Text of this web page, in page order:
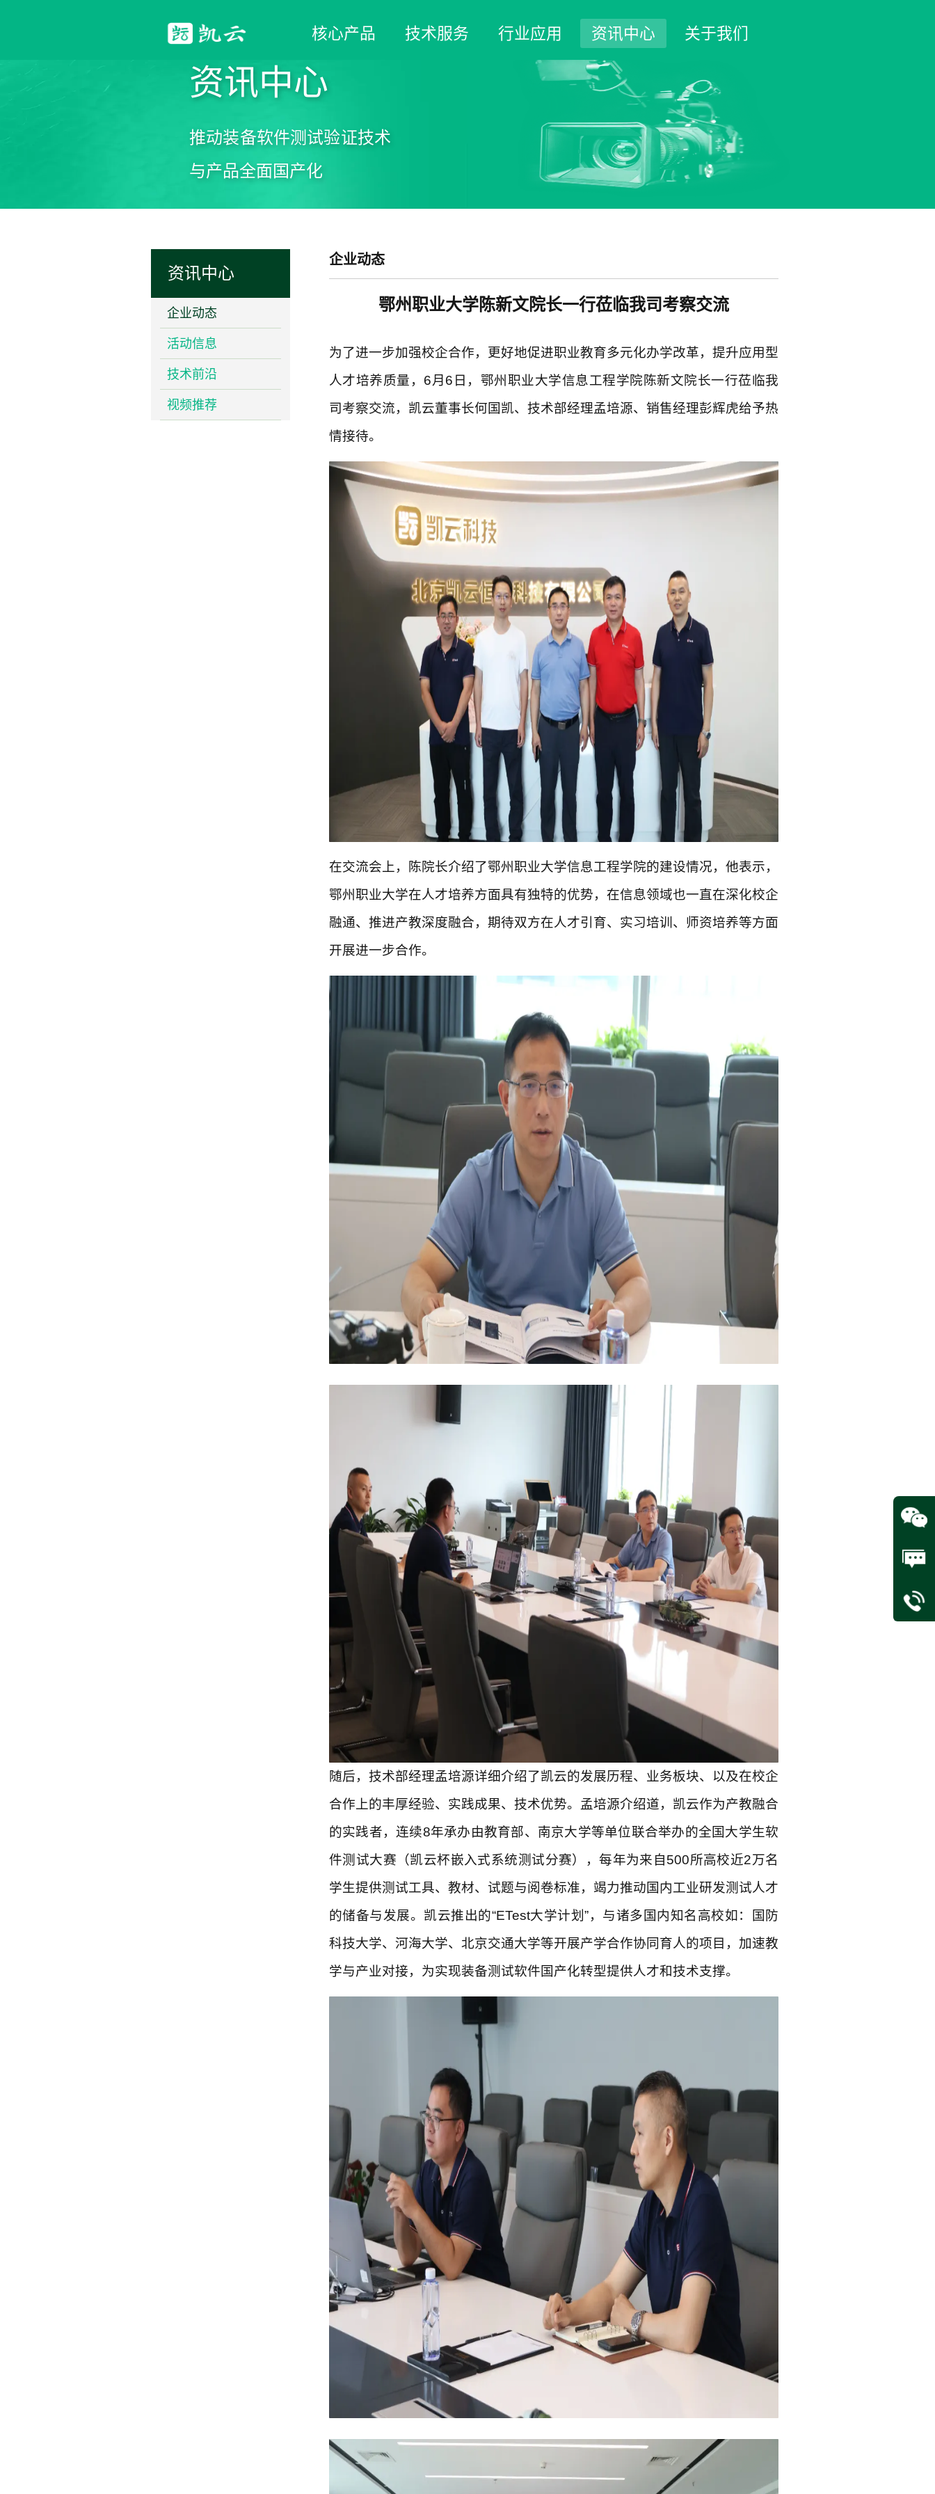
核心产品 技术服务 行业应用 资讯中心 关于我们
资讯中心
推动装备软件测试验证技术
与产品全面国产化
资讯中心
企业动态
活动信息
技术前沿
视频推荐
企业动态
鄂州职业大学陈新文院长一行莅临我司考察交流
为了进一步加强校企合作，更好地促进职业教育多元化办学改革，提升应用型
人才培养质量，6月6日，鄂州职业大学信息工程学院陈新文院长一行莅临我
司考察交流，凯云董事长何国凯、技术部经理孟培源、销售经理彭辉虎给予热
情接待。
在交流会上，陈院长介绍了鄂州职业大学信息工程学院的建设情况，他表示，
鄂州职业大学在人才培养方面具有独特的优势，在信息领域也一直在深化校企
融通、推进产教深度融合，期待双方在人才引育、实习培训、师资培养等方面
开展进一步合作。
随后，技术部经理孟培源详细介绍了凯云的发展历程、业务板块、以及在校企
合作上的丰厚经验、实践成果、技术优势。孟培源介绍道，凯云作为产教融合
的实践者，连续8年承办由教育部、南京大学等单位联合举办的全国大学生软
件测试大赛（凯云杯嵌入式系统测试分赛），每年为来自500所高校近2万名
学生提供测试工具、教材、试题与阅卷标准，竭力推动国内工业研发测试人才
的储备与发展。凯云推出的“ETest大学计划”，与诸多国内知名高校如：国防
科技大学、河海大学、北京交通大学等开展产学合作协同育人的项目，加速教
学与产业对接，为实现装备测试软件国产化转型提供人才和技术支撑。